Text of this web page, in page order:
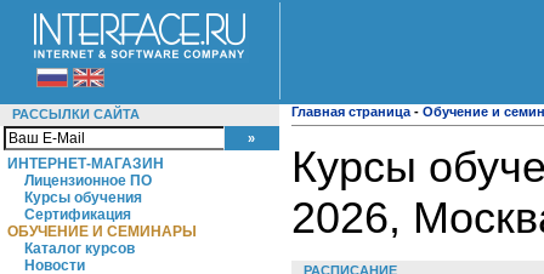
РАССЫЛКИ САЙТА
ИНТЕРНЕТ-МАГАЗИН
Лицензионное ПО
Курсы обучения
Сертификация
ОБУЧЕНИЕ И СЕМИНАРЫ
Каталог курсов
Новости
Главная страница - Обучение и
Курсы
2026,
РАСПИСАНИЕ